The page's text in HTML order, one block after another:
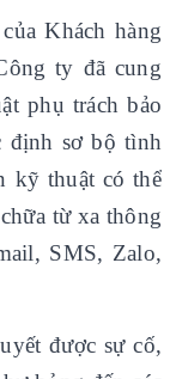
Khách hàng
ty đã cung
phụ trách bảo
định sơ bộ tình
kỹ thuật có thể
từ xa thông
SMS, Zalo,
được sự cố,